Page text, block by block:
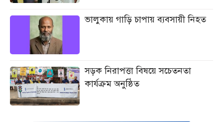
ভালুকায় গাড়ি চাপায় ব্যবসায়ী নিহত
সড়ক নিরাপত্তা বিষয়ে সচেতনতা
কার্যক্রম অনুষ্ঠিত